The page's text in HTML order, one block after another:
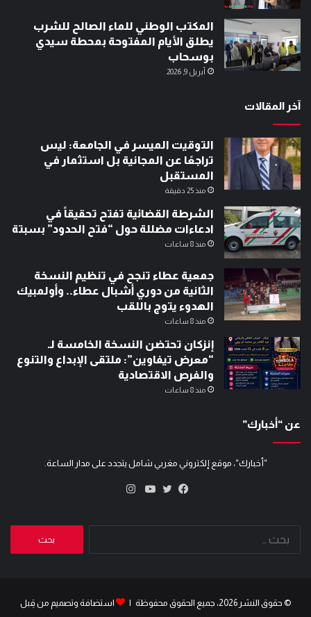
المكتب الوطني للماء الصالح للشرب
يطلق الأيام المفتوحة بمحطة سيدي
بوسحاب
أبريل 9, 2026
آخر المقالات
التوقيت الميسر في الجامعة: ليس
تراجعًا عن المجانية بل استثمار في
المستقبل
منذ 25 دقيقة
الشرطة القضائية تفتح تحقيقاً في
ادعاءات مضللة حول “فتح الحدود” بسبتة
منذ 8 ساعات
جمعية عطاء تنجح في تنظيم النسخة
الثانية من دوري أشبال عطاء.. وأولمبيك
الهدوء يتوج باللقب
منذ 8 ساعات
إنزكان تحتضن النسخة الخامسة لـ
“معرض تيفاوين”: ملتقى الإبداع والتنوع
والفرص الاقتصادية
منذ 8 ساعات
عن “أخبارك”
“أخبارك“، موقع إلكتروني مغربي شامل يتجدد على مدار الساعة.
© حقوق النشر 2026، جميع الحقوق محفوظة | استضافة وتصميم من قِبل